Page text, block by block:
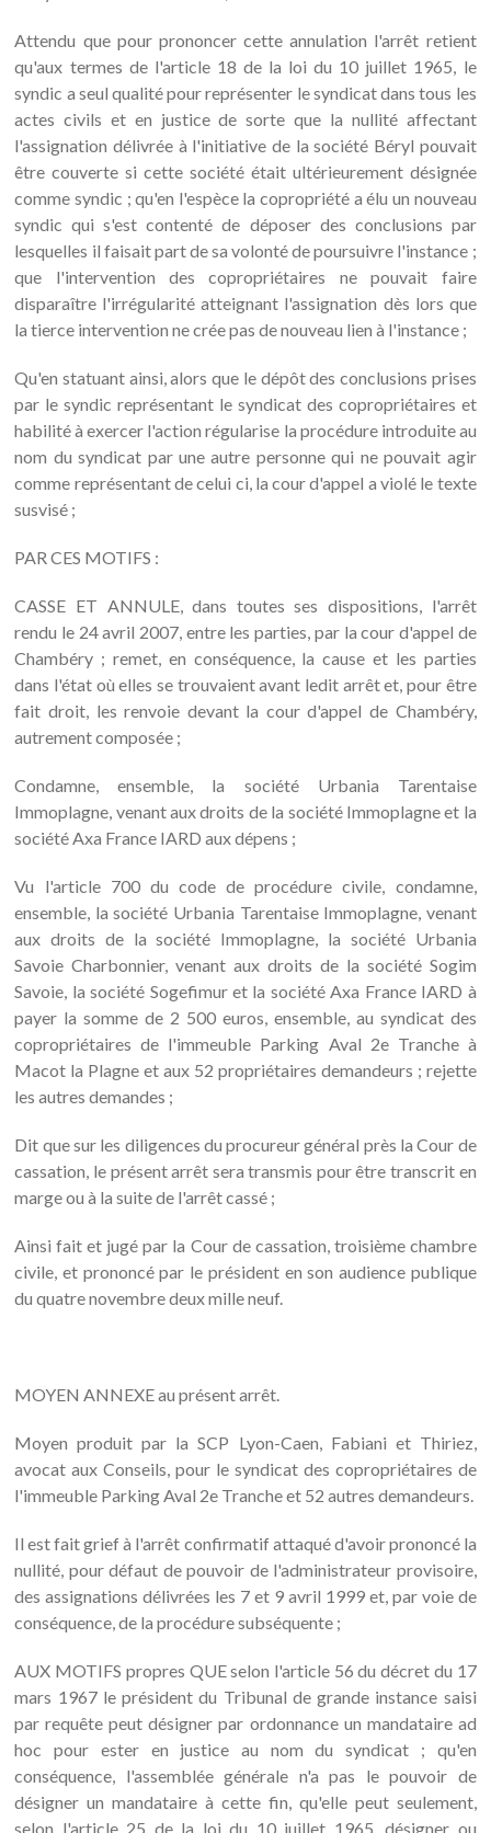
Attendu que pour prononcer cette annulation l'arrêt retient
qu'aux termes de l'article 18 de la loi du 10 juillet 1965, le
syndic a seul qualité pour représenter le syndicat dans tous les
actes civils et en justice de sorte que la nullité affectant
l'assignation délivrée à l'initiative de la société Béryl pouvait
être couverte si cette société était ultérieurement désignée
comme syndic ; qu'en l'espèce la copropriété a élu un nouveau
syndic qui s'est contenté de déposer des conclusions par
lesquelles il faisait part de sa volonté de poursuivre l'instance ;
que l'intervention des copropriétaires ne pouvait faire
disparaître l'irrégularité atteignant l'assignation dès lors que
la tierce intervention ne crée pas de nouveau lien à l'instance ;
Qu'en statuant ainsi, alors que le dépôt des conclusions prises
par le syndic représentant le syndicat des copropriétaires et
habilité à exercer l'action régularise la procédure introduite au
nom du syndicat par une autre personne qui ne pouvait agir
comme représentant de celui ci, la cour d'appel a violé le texte
susvisé ;
PAR CES MOTIFS :
CASSE ET ANNULE, dans toutes ses dispositions, l'arrêt
rendu le 24 avril 2007, entre les parties, par la cour d'appel de
Chambéry ; remet, en conséquence, la cause et les parties
dans l'état où elles se trouvaient avant ledit arrêt et, pour être
fait droit, les renvoie devant la cour d'appel de Chambéry,
autrement composée ;
Condamne, ensemble, la société Urbania Tarentaise
Immoplagne, venant aux droits de la société Immoplagne et la
société Axa France IARD aux dépens ;
Vu l'article 700 du code de procédure civile, condamne,
ensemble, la société Urbania Tarentaise Immoplagne, venant
aux droits de la société Immoplagne, la société Urbania
Savoie Charbonnier, venant aux droits de la société Sogim
Savoie, la société Sogefimur et la société Axa France IARD à
payer la somme de 2 500 euros, ensemble, au syndicat des
copropriétaires de l'immeuble Parking Aval 2e Tranche à
Macot la Plagne et aux 52 propriétaires demandeurs ; rejette
les autres demandes ;
Dit que sur les diligences du procureur général près la Cour de
cassation, le présent arrêt sera transmis pour être transcrit en
marge ou à la suite de l'arrêt cassé ;
Ainsi fait et jugé par la Cour de cassation, troisième chambre
civile, et prononcé par le président en son audience publique
du quatre novembre deux mille neuf.
MOYEN ANNEXE au présent arrêt.
Moyen produit par la SCP Lyon-Caen, Fabiani et Thiriez,
avocat aux Conseils, pour le syndicat des copropriétaires de
l'immeuble Parking Aval 2e Tranche et 52 autres demandeurs.
Il est fait grief à l'arrêt confirmatif attaqué d'avoir prononcé la
nullité, pour défaut de pouvoir de l'administrateur provisoire,
des assignations délivrées les 7 et 9 avril 1999 et, par voie de
conséquence, de la procédure subséquente ;
AUX MOTIFS propres QUE selon l'article 56 du décret du 17
mars 1967 le président du Tribunal de grande instance saisi
par requête peut désigner par ordonnance un mandataire ad
hoc pour ester en justice au nom du syndicat ; qu'en
conséquence, l'assemblée générale n'a pas le pouvoir de
désigner un mandataire à cette fin, qu'elle peut seulement,
selon l'article 25 de la loi du 10 juillet 1965, désigner ou